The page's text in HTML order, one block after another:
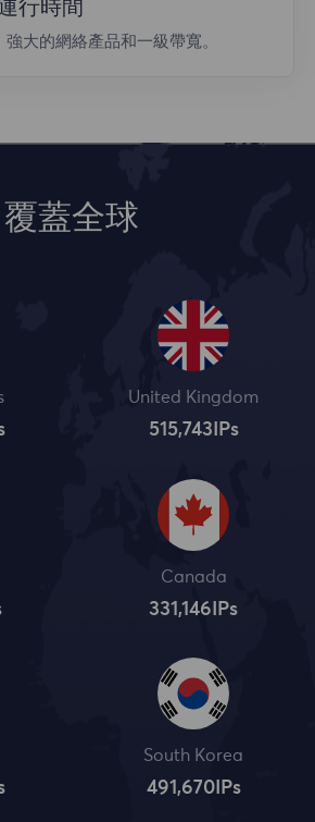
行時間
大的網絡產品和一級帶寬。
覆蓋全球
United Kingdom
515,745 IPs
Canada
331,148 IPs
South Korea
491,672IPs